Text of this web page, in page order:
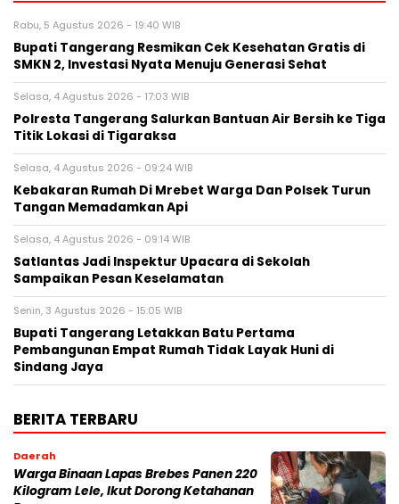
Rabu, 5 Agustus 2026 - 19:40 WIB
‎Bupati Tangerang Resmikan Cek Kesehatan Gratis di
SMKN 2, Investasi Nyata Menuju Generasi Sehat
Selasa, 4 Agustus 2026 - 17:03 WIB
Polresta Tangerang Salurkan Bantuan Air Bersih ke Tiga
Titik Lokasi di Tigaraksa
Selasa, 4 Agustus 2026 - 09:24 WIB
Kebakaran Rumah Di Mrebet Warga Dan Polsek Turun
Tangan Memadamkan Api
Selasa, 4 Agustus 2026 - 09:14 WIB
Satlantas Jadi Inspektur Upacara di Sekolah
Sampaikan Pesan Keselamatan
Senin, 3 Agustus 2026 - 15:05 WIB
Bupati Tangerang Letakkan Batu Pertama
Pembangunan Empat Rumah Tidak Layak Huni di
Sindang Jaya
BERITA TERBARU
Daerah
Warga Binaan Lapas Brebes Panen 220
Kilogram Lele, Ikut Dorong Ketahanan